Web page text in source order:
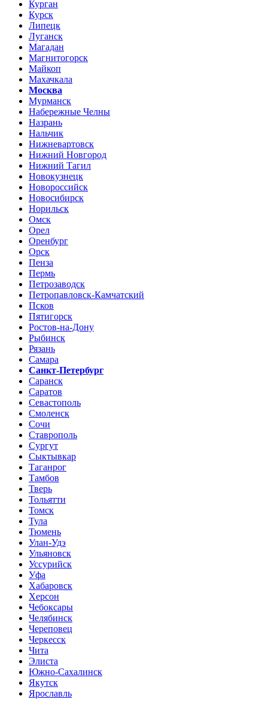
Курган
Курск
Липецк
Луганск
Магадан
Магнитогорск
Майкоп
Махачкала
Москва
Мурманск
Набережные Челны
Назрань
Нальчик
Нижневартовск
Нижний Новгород
Нижний Тагил
Новокузнецк
Новороссийск
Новосибирск
Норильск
Омск
Орел
Оренбург
Орск
Пенза
Пермь
Петрозаводск
Петропавловск-Камчатский
Псков
Пятигорск
Ростов-на-Дону
Рыбинск
Рязань
Самара
Санкт-Петербург
Саранск
Саратов
Севастополь
Смоленск
Сочи
Ставрополь
Сургут
Сыктывкар
Таганрог
Тамбов
Тверь
Тольятти
Томск
Тула
Тюмень
Улан-Удэ
Ульяновск
Уссурийск
Уфа
Хабаровск
Херсон
Чебоксары
Челябинск
Череповец
Черкесск
Чита
Элиста
Южно-Сахалинск
Якутск
Ярославль